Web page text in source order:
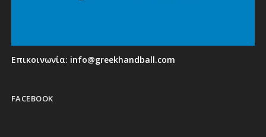
Επικοινωνία: info@greekhandball.com
FACEBOOK